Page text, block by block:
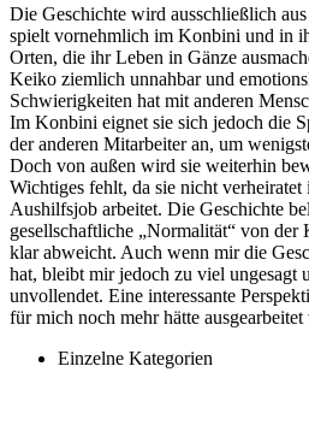
Die Geschichte wird ausschließlich
spielt vornehmlich im Konbini und in
Orten, die ihr Leben in Gänze
Keiko ziemlich unnahbar und
Schwierigkeiten hat mit anderen
Im Konbini eignet sie sich jedoch die
der anderen Mitarbeiter an, um
Doch von außen wird sie weiterhin
Wichtiges fehlt, da sie nicht
Aushilfsjob arbeitet. Die Geschichte
gesellschaftliche „Normalität“ von
klar abweicht. Auch wenn mir die
hat, bleibt mir jedoch zu viel ungesagt
unvollendet. Eine interessante
für mich noch mehr hätte
Einzelne Kategorien